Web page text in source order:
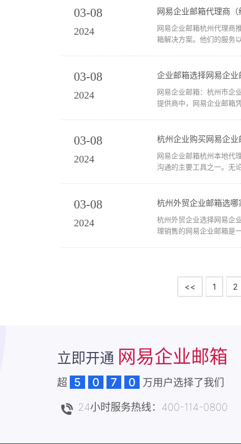
03-08
2024
网易企业邮箱代理商
网易企业邮箱杭州代理商推荐－选择杭州桑桥网络 杭州桑桥网络是一
箱解决方案。他们的服务
03-08
2024
企业邮箱选择网易企业
网易企业邮箱：杭州市企业首选的高效沟通工具 随着互联网信息技术的不
提供商中，网易企业邮箱
03-08
2024
杭州企业购买网易企
网易企业邮箱杭州本地代理商——桑桥
沟通的主要工具之一。无
03-08
2024
杭州外贸企业邮箱选哪
杭州外贸企业选择网易企业邮箱的优势分析 作为杭州外贸企业，选择一家可靠的
理销售的网易企业邮箱是
<< 1 2
立即开通 网易企业邮箱
超 5 0 7 0
万用户选择了我们
24小时服务热线：400-114-0800